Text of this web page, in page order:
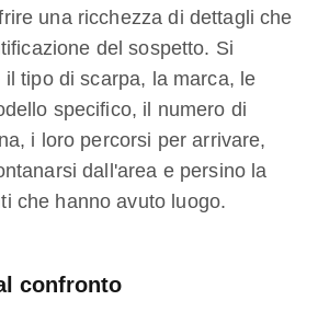
una ricchezza di dettagli che
del sospetto. Si
tipo di scarpa, la marca, le
specifico, il numero di
i loro percorsi per arrivare,
dall'area e persino la
che hanno avuto luogo.
confronto